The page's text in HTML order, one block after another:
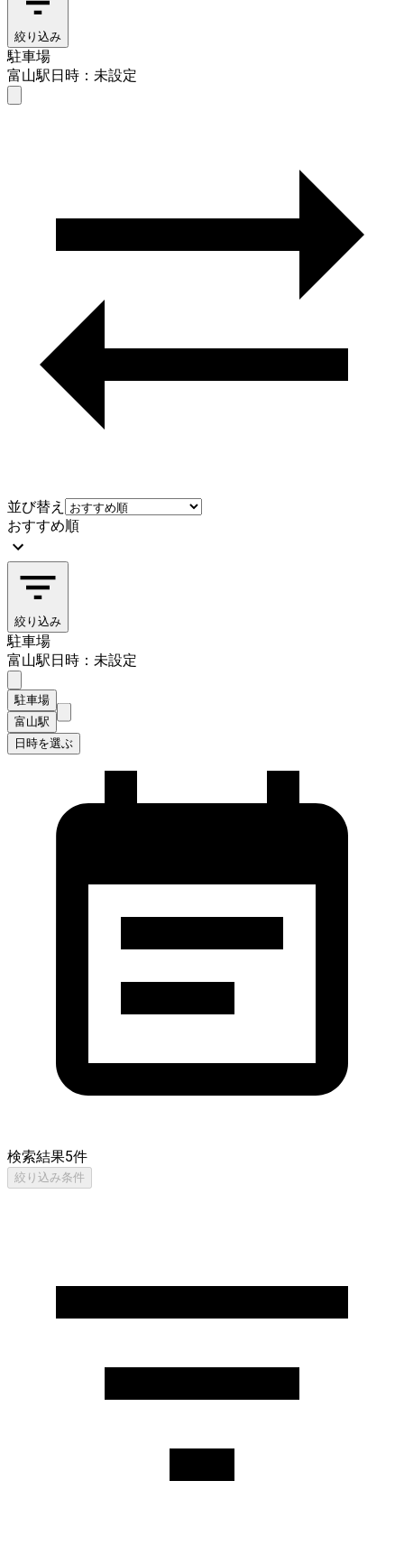
絞り込み
駐車場
富山駅日時：未設定
並び替え
おすすめ順
絞り込み
駐車場
富山駅日時：未設定
駐車場
富山駅
日時を選ぶ
検索結果5件
絞り込み条件